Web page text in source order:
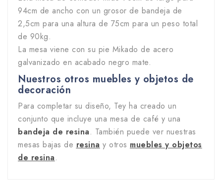
94cm de ancho con un grosor de bandeja de
2,5cm para una altura de 75cm para un peso total
de 90kg.
La mesa viene con su pie Mikado de acero
galvanizado en acabado negro mate.
Nuestros otros muebles y objetos de
decoración
Para completar su diseño, Tey ha creado un
conjunto que incluye una mesa de café y una
bandeja de resina. También puede ver nuestras
mesas bajas de resina y otros muebles y objetos
de resina.